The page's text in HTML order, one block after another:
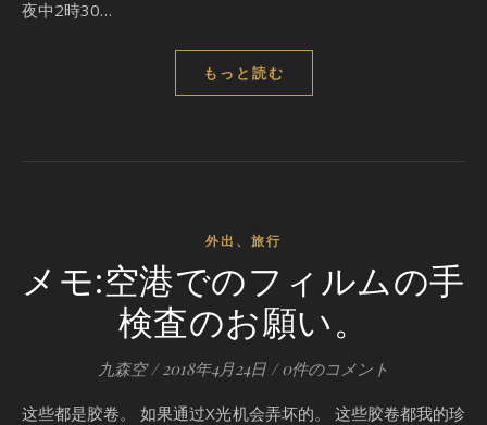
夜中2時30…
もっと読む
外出、旅行
メモ:空港でのフィルムの手
検査のお願い。
九森空 / 2018年4月24日 / 0件のコメント
这些都是胶卷。 如果通过X光机会弄坏的。 这些胶卷都我的珍